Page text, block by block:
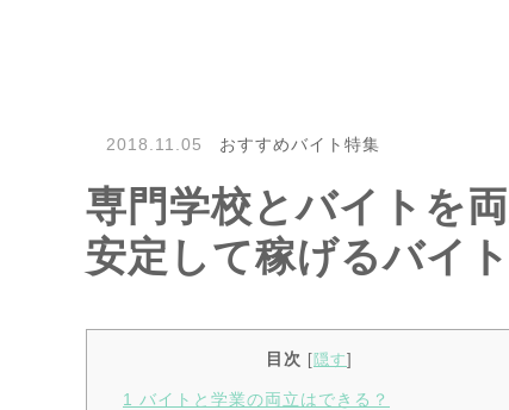
2018.11.05 おすすめバイト特集
専門学校とバイトを
安定して稼げるバイ
目次 隠す
1
バイトと学業の両立はできる？